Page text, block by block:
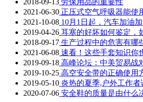
2018-09-13 劳保用品的重要性
2021-06-30 正压式空气呼吸器能使
2021-10-08 10月1日起，汽车加油
2019-04-26 耳塞的好坏如何鉴定，
2018-09-17 生产过程中的危害有哪
2021-06-08 速看！这些手套知识你
2019-09-18 高峰论坛：中美贸易战
2019-10-25 高空安全带的正确使用
2019-05-10 炎热的夏季,户外工作
2020-07-06 安全鞋的质量是由什么